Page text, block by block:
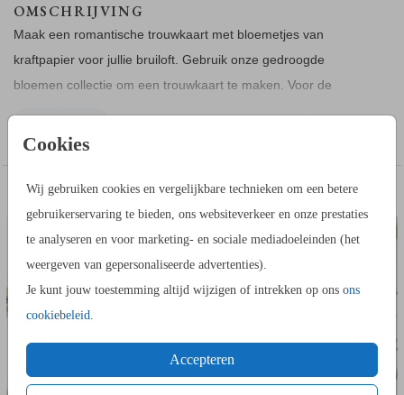
Cookies
Wij gebruiken cookies en vergelijkbare technieken om een betere
gebruikerservaring te bieden, ons websiteverkeer en onze prestaties
te analyseren en voor marketing- en sociale mediadoeleinden (het
weergeven van gepersonaliseerde advertenties).
Je kunt jouw toestemming altijd wijzigen of intrekken op ons ons
cookiebeleid.
Accepteren
OMSCHRIJVING
Maak een romantische trouwkaart met bloemetjes van
kraftpapier voor jullie bruiloft. Gebruik onze gedroogde
bloemen collectie om een trouwkaart te maken. Voor de
beschikbaar. Het kader moet je zelf bijsnijden naar hoe je de
HANDIG OM TE WETEN
- Op kraft kan geen folie gedrukt worden.
- Afbeeldingen op kraftpapier kunnen een ander resultaat
geven dan op het beeldscherm.
- Bestel altijd een proefdruk om de kaart thuis te bekijken.
- Ga naar de kaartopmaker om een stijlvol ontwerp te maken.
DIT VIND JE MISSCHIEN OOK LEUK
TROUWKAART